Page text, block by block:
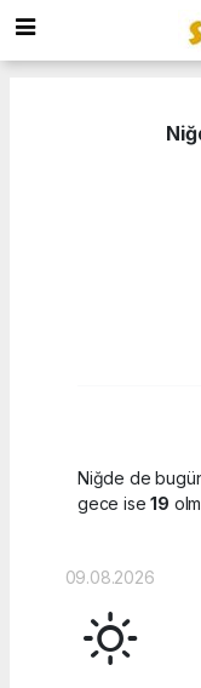
Niğde de
gece ise19
09.08.2026